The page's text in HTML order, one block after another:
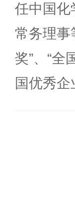
任中国化
常务理事
奖”、“全
国优秀